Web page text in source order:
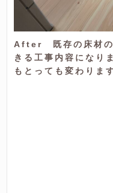
After 既存の床材の
きる工事内容になり
もとっても変わりま